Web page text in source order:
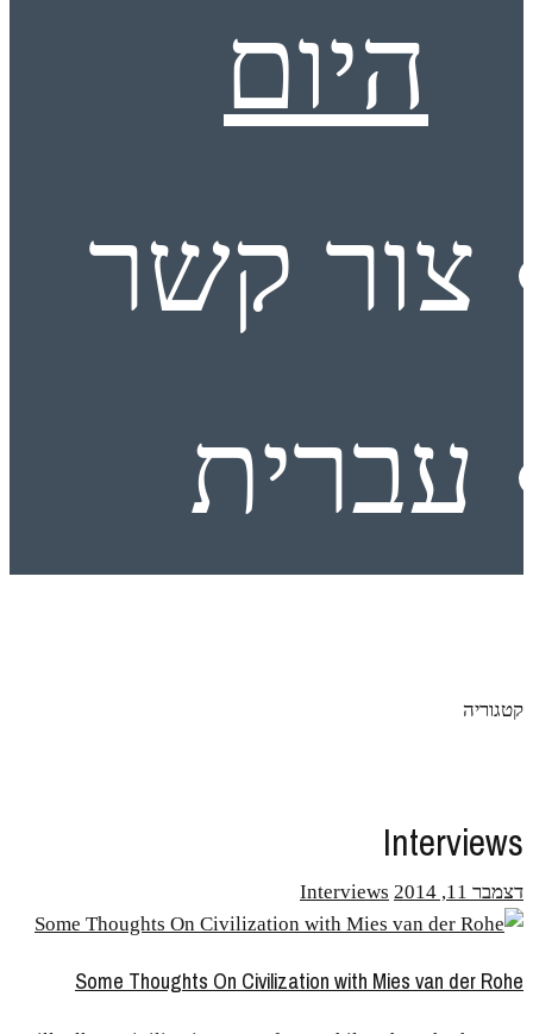
היום
צור קשר
עברית
קטגוריה
Interviews
דצמבר 11, 2014 Interviews
Some Thoughts On Civilization with Mies van der Rohe